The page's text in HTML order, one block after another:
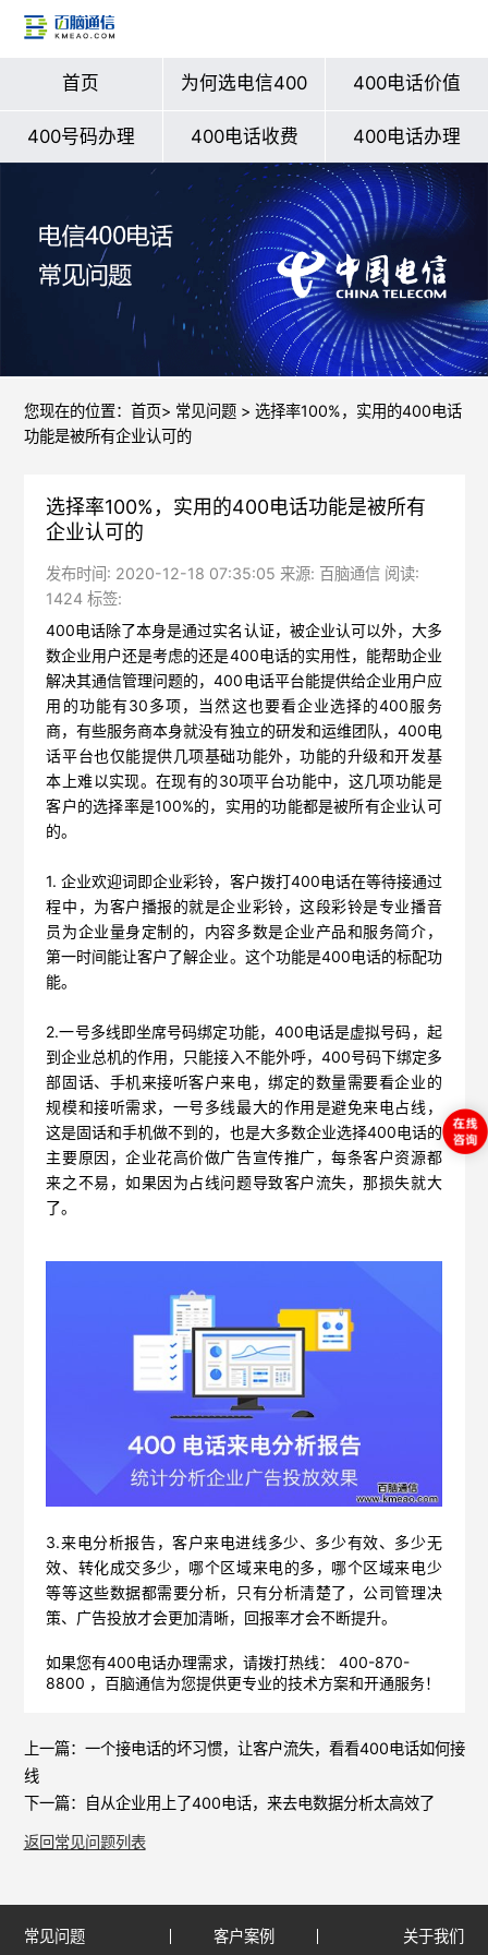
首页 为何选电信400 400电话价值
400号码办理 400电话收费 400电话办理
您现在的位置： 首页> 常见问题> 选择率100%，实用的400电话
功能是被所有企业认可的
选择率100%，实用的400电话功能是被所有
企业认可的
发布时间: 2020-12-18 07:35:05 来源: 百脑通信 阅读:
1424 标签:
400电话除了本身是通过实名认证，被企业认可以外，大多
数企业用户还是考虑的还是400电话的实用性，能帮助企业
解决其通信管理问题的，400电话平台能提供给企业用户应
用的功能有30多项，当然这也要看企业选择的400服务
商，有些服务商本身就没有独立的研发和运维团队，400电
话平台也仅能提供几项基础功能外，功能的升级和开发基
本上难以实现。在现有的30项平台功能中，这几项功能是
客户的选择率是100%的，实用的功能都是被所有企业认可
的。
1. 企业欢迎词即企业彩铃，客户拨打400电话在等待接通过
程中，为客户播报的就是企业彩铃，这段彩铃是专业播音
员为企业量身定制的，内容多数是企业产品和服务简介，
第一时间能让客户了解企业。这个功能是400电话的标配功
能。
2.一号多线即坐席号码绑定功能，400电话是虚拟号码，起
到企业总机的作用，只能接入不能外呼，400号码下绑定多
部固话、手机来接听客户来电，绑定的数量需要看企业的
规模和接听需求，一号多线最大的作用是避免来电占线，
这是固话和手机做不到的，也是大多数企业选择400电话的
主要原因，企业花高价做广告宣传推广，每条客户资源都
来之不易，如果因为占线问题导致客户流失，那损失就大
了。
3.来电分析报告，客户来电进线多少、多少有效、多少无
效、转化成交多少，哪个区域来电的多，哪个区域来电少
等等这些数据都需要分析，只有分析清楚了，公司管理决
策、广告投放才会更加清晰，回报率才会不断提升。
如果您有400电话办理需求，请拨打热线： 400-870-
8800 ，百脑通信为您提供更专业的技术方案和开通服务！
上一篇： 一个接电话的坏习惯，让客户流失，看看400电话如何接
线
下一篇：
自从企业用上了400电话，来去电数据分析太高效了
返回常见问题列表
常见问题 客户案例 关于我们